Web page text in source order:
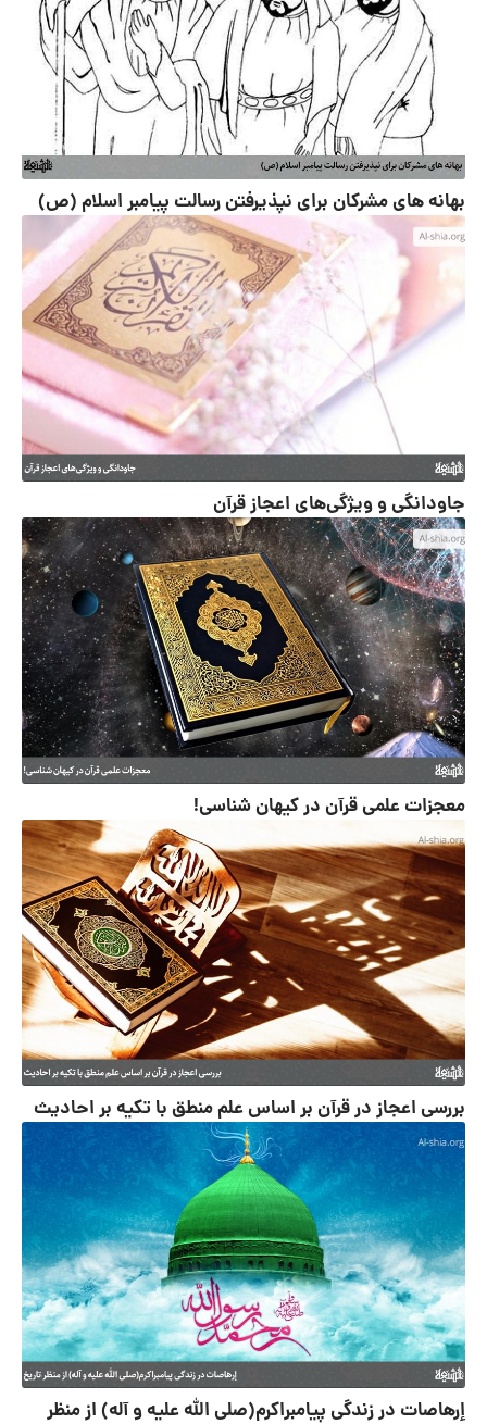
بهانه های مشرکان برای نپذیرفتن رسالت پیامبر اسلام (ص)
جاودانگی و ویژگی‌های اعجاز قرآن
معجزات علمی قرآن در کیهان شناسی!
بررسی اعجاز در قرآن بر اساس علم منطق با تکیه بر احادیث
إرهاصات در زندگی پیامبراکرم‌(صلی الله علیه و آله) از منظر